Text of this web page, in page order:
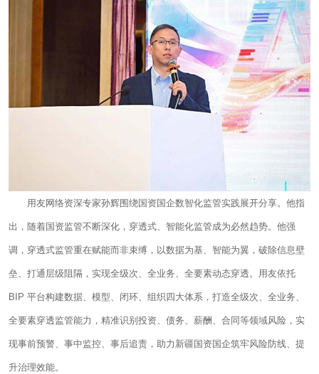
用友网络资深专家孙辉围绕国资国企数智化监管实践展开分享。他指
出，随着国资监管不断深化，穿透式、智能化监管成为必然趋势。他强
调，穿透式监管重在赋能而非束缚，以数据为基、智能为翼，破除信息壁
垒、打通层级阻隔，实现全级次、全业务、全要素动态穿透。用友依托
BIP 平台构建数据、模型、闭环、组织四大体系，打造全级次、全业务、
全要素穿透监管能力，精准识别投资、债务、薪酬、合同等领域风险，实
现事前预警、事中监控、事后追责，助力新疆国资国企筑牢风险防线、提
升治理效能。